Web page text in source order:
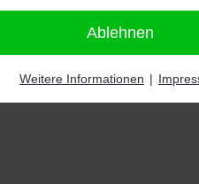
Ablehnen
Weitere Informationen |